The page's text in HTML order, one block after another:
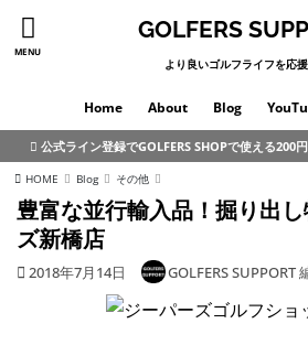
MENU
GOLFERS
より良いゴルフライフを応
Home About Blog
公式ライン登録でGOLFERS SHOPで使える200
HOME Blog その他
豊富な並行輸入品！掘り出
ズ新橋店
2018年7月14日 GOLFERS SUPPORT